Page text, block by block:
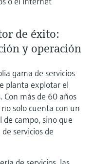
de éxito:
y operación
gama de servicios
planta explotar el
Con más de 60 años
solo cuenta con un
campo, sino que
servicios de